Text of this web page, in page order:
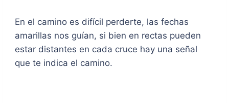
En el camino es difícil perderte, las fechas
amarillas nos guían, si bien en rectas pueden
estar distantes en cada cruce hay una señal
que te indica el camino.